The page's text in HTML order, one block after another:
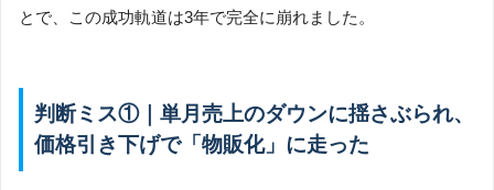
とで、この成功軌道は3年で完全に崩れました。
判断ミス①｜単月売上のダウンに揺さぶられ、
価格引き下げで「物販化」に走った